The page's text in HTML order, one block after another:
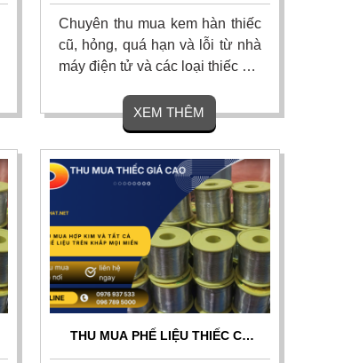
ĐỊNH GIÁ CHÍNH XÁC
Chuyên thu mua kem hàn thiếc
cũ, hỏng, quá hạn và lỗi từ nhà
máy điện tử và các loại thiếc giá
tận nơi 24/7, định giá minh bạch
theo hàm lượng thiếc, thanh
toán nhanh gọn dứt điểm. Liên
hệ ngay.
XEM THÊM
THU MUA PHẾ LIỆU THIẾC CŨ